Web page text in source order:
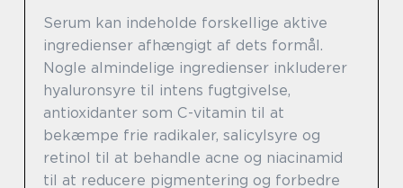
Serum kan indeholde forskellige aktive
ingredienser afhængigt af dets formål.
Nogle almindelige ingredienser inkluderer
hyaluronsyre til intens fugtgivelse,
antioxidanter som C-vitamin til at
bekæmpe frie radikaler, salicylsyre og
retinol til at behandle acne og niacinamid
til at reducere pigmentering og forbedre